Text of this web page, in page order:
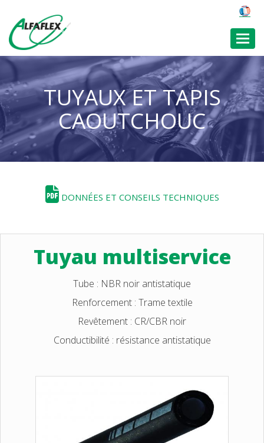
TUYAUX ET TAPIS
CAOUTCHOUC
DONNÉES ET CONSEILS TECHNIQUES
Tuyau multiservice
Tube : NBR noir antistatique
Renforcement : Trame textile
Revêtement : CR/CBR noir
Conductibilité : résistance antistatique